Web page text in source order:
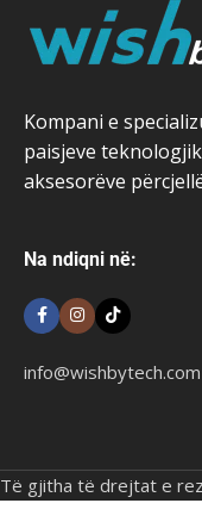
Kompani e
paisjeve
aksesorëve
Na ndiqni në:
info@wishbytech.com
Të gjitha të drejtat e